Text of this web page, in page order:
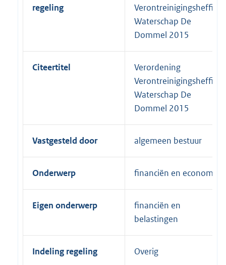
regeling
Verontreinigingsheffing
Waterschap De
Dommel 2015
Citeertitel
Verordening
Verontreinigingsheffing
Waterschap De
Dommel 2015
Vastgesteld door algemeen bestuur
Onderwerp financiën en economie
Eigen onderwerp
financiën en
belastingen
Indeling regeling Overig